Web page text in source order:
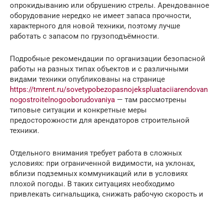
опрокидыванию или обрушению стрелы. Арендованное
оборудование нередко не имеет запаса прочности,
характерного для новой техники, поэтому лучше
работать с запасом по грузоподъёмности.
Подробные рекомендации по организации безопасной
работы на разных типах объектов и с различными
видами техники опубликованы на странице
https://tmrent.ru/sovetypobezopasnojekspluataciiarendovan
nogostroitelnogooborudovaniya — там рассмотрены
типовые ситуации и конкретные меры
предосторожности для арендаторов строительной
техники.
Отдельного внимания требует работа в сложных
условиях: при ограниченной видимости, на уклонах,
вблизи подземных коммуникаций или в условиях
плохой погоды. В таких ситуациях необходимо
привлекать сигнальщика, снижать рабочую скорость и